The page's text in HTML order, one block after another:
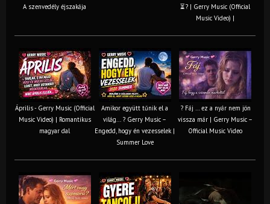
A szenvedély éjszakája
⏳? | Gerry Music (Official
Music Video) |
Április - Gerry Music (Official
Music Video) | Romantikus
magyar dal
Amikor együtt tűnik el a
világ... ? Gerry Music –
Engedd, hogy én vezesselek |
Summer Love
? Fáj … ez a nyár nem jön
vissza már | Gerry Music –
Official Music Video